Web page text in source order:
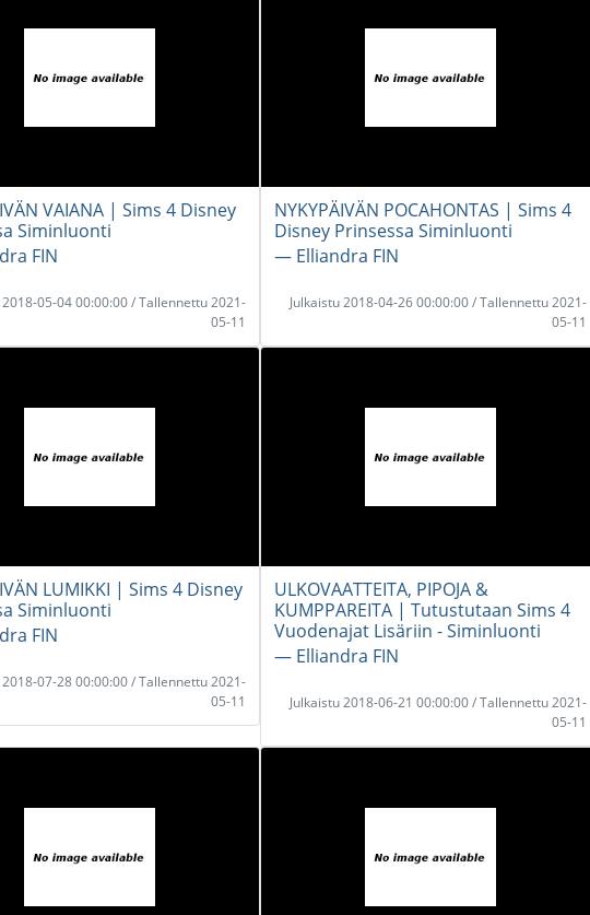
VAIANA | Sims 4 Disney
Siminluonti
FIN
2018-05-04 00:00:00 / Tallennettu 2021-
05-11
NYKYPÄIVÄN POCAHONTAS | Sims 4
Disney Prinsessa Siminluonti
― Elliandra FIN
Julkaistu 2018-04-26 00:00:00 / Tallennettu 2021-
05-11
LUMIKKI | Sims 4 Disney
Siminluonti
FIN
2018-07-28 00:00:00 / Tallennettu 2021-
05-11
ULKOVAATTEITA, PIPOJA &
KUMPPAREITA | Tutustutaan Sims 4
Vuodenajat Lisäriin - Siminluonti
― Elliandra FIN
Julkaistu 2018-06-21 00:00:00 / Tallennettu 2021-
05-11